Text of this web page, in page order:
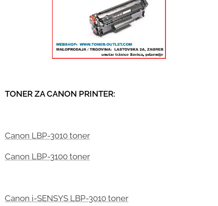
TONER ZA CANON PRINTER:
Canon LBP-3010 toner
Canon LBP-3100 toner
Canon i-SENSYS LBP-3010 toner